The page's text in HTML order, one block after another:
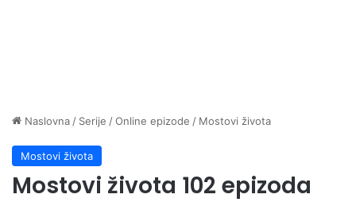
Naslovna / Serije /Online epizode / Mostovi života
Mostovi života
Mostovi života 102 epizoda